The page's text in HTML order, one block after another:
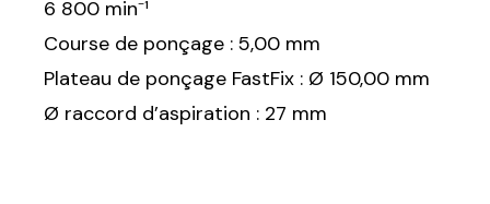
6 800 min⁻¹
Course de ponçage : 5,00 mm
Plateau de ponçage FastFix : Ø 150,00 mm
Ø raccord d’aspiration : 27 mm